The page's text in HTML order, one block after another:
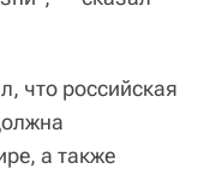
что российская
а также